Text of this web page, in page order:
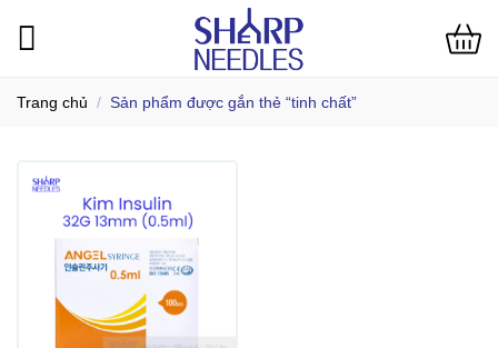
dungTrang chủ / Sản phẩm được gắn thẻ “tinh chất”